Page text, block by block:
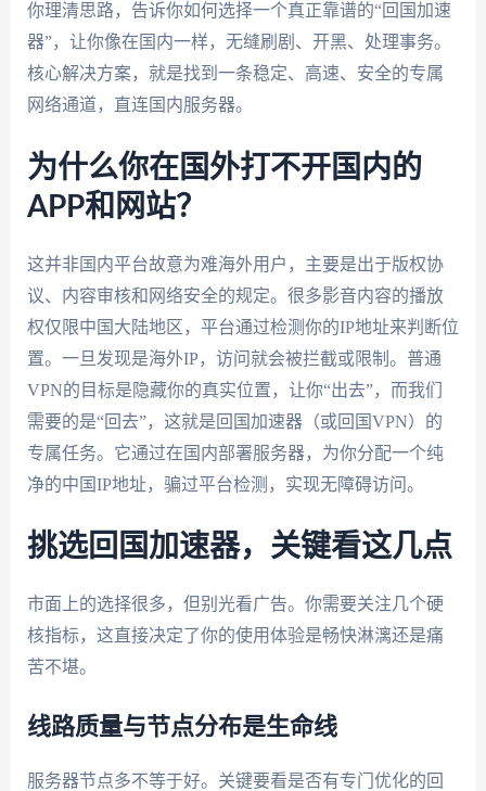
你理清思路，告诉你如何选择一个真正靠谱的“回国加速
器”，让你像在国内一样，无缝刷剧、开黑、处理事务。
核心解决方案，就是找到一条稳定、高速、安全的专属
网络通道，直连国内服务器。
为什么你在国外打不开国内的
APP和网站？
这并非国内平台故意为难海外用户，主要是出于版权协
议、内容审核和网络安全的规定。很多影音内容的播放
权仅限中国大陆地区，平台通过检测你的IP地址来判断位
置。一旦发现是海外IP，访问就会被拦截或限制。普通
VPN的目标是隐藏你的真实位置，让你“出去”，而我们
需要的是“回去”，这就是回国加速器（或回国VPN）的
专属任务。它通过在国内部署服务器，为你分配一个纯
净的中国IP地址，骗过平台检测，实现无障碍访问。
挑选回国加速器，关键看这几点
市面上的选择很多，但别光看广告。你需要关注几个硬
核指标，这直接决定了你的使用体验是畅快淋漓还是痛
苦不堪。
线路质量与节点分布是生命线
服务器节点多不等于好。关键要看是否有专门优化的回